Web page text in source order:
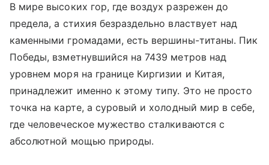
В мире высоких гор, где воздух разрежен до
предела, а стихия безраздельно властвует над
каменными громадами, есть вершины-титаны. Пик
Победы, взметнувшийся на 7439 метров над
уровнем моря на границе Киргизии и Китая,
принадлежит именно к этому типу. Это не просто
точка на карте, а суровый и холодный мир в себе,
где человеческое мужество сталкиваются с
абсолютной мощью природы.